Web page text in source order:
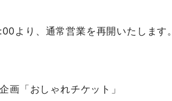
より、通常営業を再開いたします。
画「おしゃれチケット」